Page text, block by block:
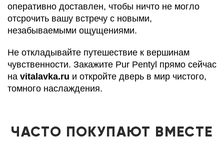
оперативно доставлен, чтобы ничто не могло
отсрочить вашу встречу с новыми,
незабываемыми ощущениями.
Не откладывайте путешествие к вершинам
чувственности. Закажите Pur Pentyl прямо сейчас
на vitalavka.ru и откройте дверь в мир чистого,
томного наслаждения.
ЧАСТО ПОКУПАЮТ ВМЕСТЕ